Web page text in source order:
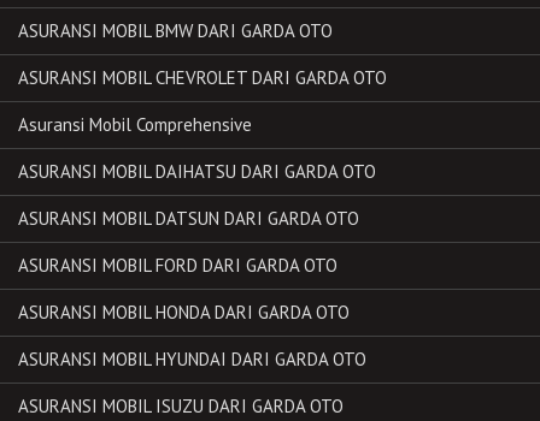
ASURANSI MOBIL BMW DARI GARDA OTO
ASURANSI MOBIL CHEVROLET DARI GARDA OTO
Asuransi Mobil Comprehensive
ASURANSI MOBIL DAIHATSU DARI GARDA OTO
ASURANSI MOBIL DATSUN DARI GARDA OTO
ASURANSI MOBIL FORD DARI GARDA OTO
ASURANSI MOBIL HONDA DARI GARDA OTO
ASURANSI MOBIL HYUNDAI DARI GARDA OTO
ASURANSI MOBIL ISUZU DARI GARDA OTO